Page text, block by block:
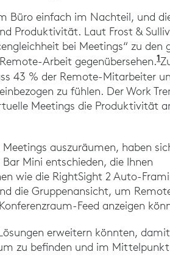
Büro einfach im Nachteil, und
Produktivität. Laut Frost &
bei Meetings“ zu den
Arbeit gegenübersehen.1
43 % der Remote-Mitarbeiter
zu fühlen. Der Work
Meetings die Produktivität
auszuräumen, haben
Mini entschieden, die Ihnen
wie die RightSight 2 Auto-
die Gruppenansicht, um
Feed anzeigen
erweitern könnten,
zu befinden und im